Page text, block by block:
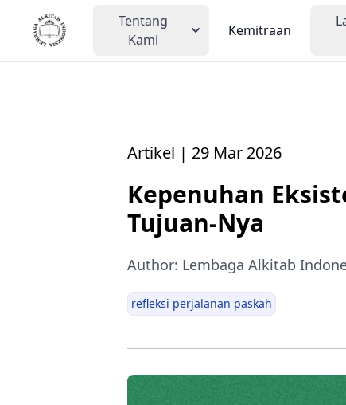
Tentang
Kami
Kemitraan
Artikel | 29 Mar 2026
Kepenuhan
Tujuan-Nya
Author: Lembaga Alkitab
refleksi perjalanan paskah